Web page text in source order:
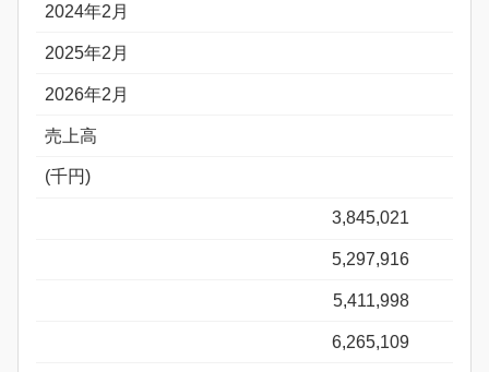
2024年2月
2025年2月
2026年2月
売上高
(千円)
3,845,021
5,297,916
5,411,998
6,265,109